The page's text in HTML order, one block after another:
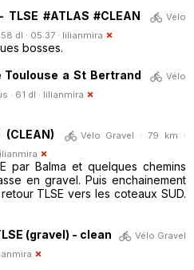
#ATLAS #CLEAN
Vélo
dl · 05:37 · lilianmira
bosses.
a St Bertrand
Vélo
· 61 dl · lilianmira
Vélo Gravel · 79 km ·
par Balma et quelques chemins
en gravel. Puis enchainement
TLSE vers les coteaux SUD.
(gravel) - clean
Vélo Gravel